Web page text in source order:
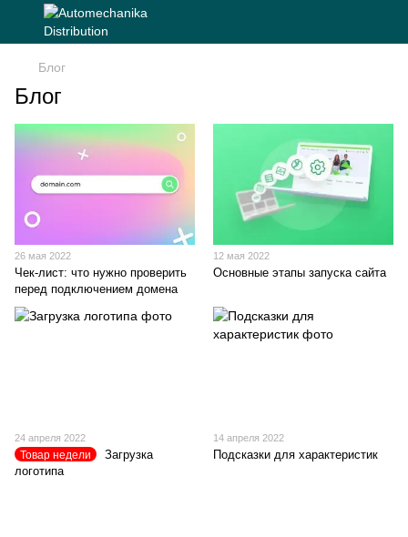
Блог
Блог
26 мая 2022
Чек-лист: что нужно проверить
перед подключением домена
12 мая 2022
Основные этапы запуска сайта
24 апреля 2022
Товар недели
Загрузка
логотипа
14 апреля 2022
Подсказки для характеристик